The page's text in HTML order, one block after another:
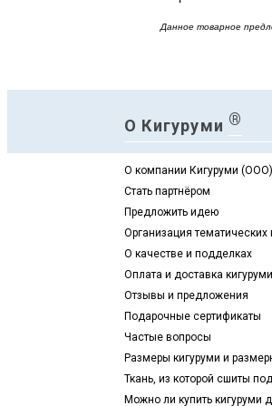
Данное товарное
О Кигуруми ®
О компании Кигуруми (ООО)
Стать партнёром
Предложить идею
Организация тематических
О качестве и подделках
Оплата и доставка кигуруми
Отзывы и предложения
Подарочные сертификаты
Частые вопросы
Размеры кигуруми и
Ткань, из которой сшиты
Можно ли купить кигуруми